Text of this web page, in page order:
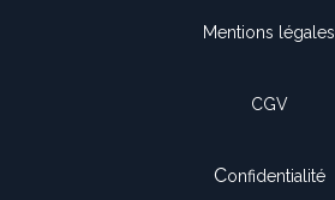
Mentions légales
CGV
Confidentialité